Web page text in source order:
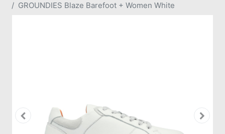
GROUNDIES Blaze Barefoot + Women White